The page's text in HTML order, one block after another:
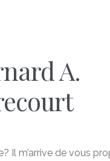
A.
Il m’arrive de vous